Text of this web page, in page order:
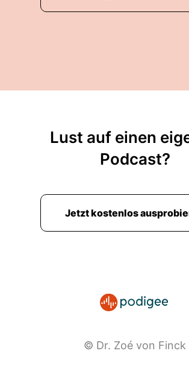
Lust auf einen
Podcast?
Jetzt kostenlos
© Dr. Zoé von Finck